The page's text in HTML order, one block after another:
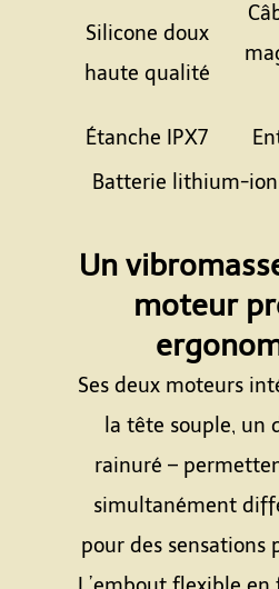
Silicone doux
haute qualité
Étanche IPX7
Batterie lithium-
Un
moteur
Ses deux moteurs
la tête souple, un
rainuré –
simultanément
pour des sensations